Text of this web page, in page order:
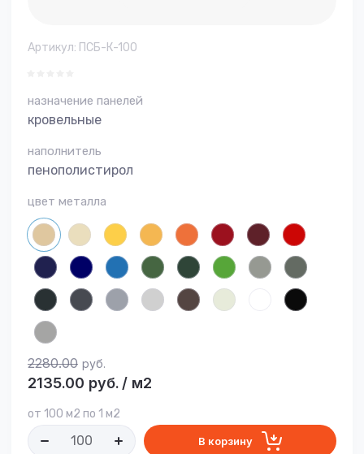
Артикул: ПСБ-К-100
назначение панелей
кровельные
наполнитель
пенополистирол
цвет металла
2280.00 руб.
2135.00 руб. / м2
от 100 м2 по 1 м2
В корзину